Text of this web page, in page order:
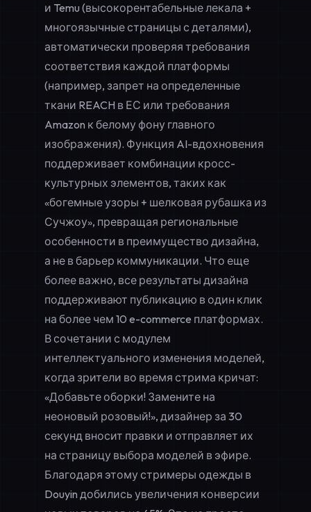
и Temu (высокорентабельные лекала +
многоязычные страницы с деталями),
автоматически проверяя требования
соответствия каждой платформы
(например, запрет на определенные
ткани REACH в ЕС или требования
Amazon к белому фону главного
изображения). Функция AI-вдохновения
поддерживает комбинации кросс-
культурных элементов, таких как
«богемные узоры + шелковая рубашка из
Сучжоу», превращая региональные
особенности в преимущество дизайна,
а не в барьер коммуникации. Что еще
более важно, все результаты дизайна
поддерживают публикацию в один клик
на более чем 10 e-commerce платформах.
В сочетании с модулем
интеллектуального изменения моделей,
когда зрители во время стрима кричат:
«Добавьте оборки! Замените на
неоновый розовый!», дизайнер за 30
секунд вносит правки и отправляет их
на страницу выбора моделей в эфире.
Благодаря этому стримеры одежды в
Douyin добились увеличения конверсии